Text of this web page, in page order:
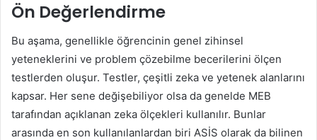
Ön Değerlendirme
Bu aşama, genellikle öğrencinin genel zihinsel
yeteneklerini ve problem çözebilme becerilerini ölçen
testlerden oluşur. Testler, çeşitli zeka ve yetenek alanlarını
kapsar. Her sene değişebiliyor olsa da genelde MEB
tarafından açıklanan zeka ölçekleri kullanılır. Bunlar
arasında en son kullanılanlardan biri ASİS olarak da bilinen